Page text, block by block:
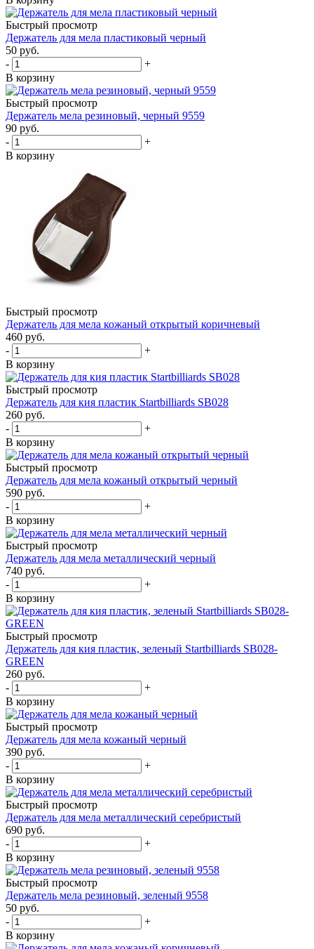
Быстрый просмотр
Держатель для мела пластиковый черный
50 руб.
-
+
В корзину
Быстрый просмотр
Держатель мела резиновый, черный 9559
90 руб.
-
+
В корзину
Быстрый просмотр
Держатель для мела кожаный открытый коричневый
460 руб.
-
+
В корзину
Быстрый просмотр
Держатель для кия пластик Startbilliards SB028
260 руб.
-
+
В корзину
Быстрый просмотр
Держатель для мела кожаный открытый черный
590 руб.
-
+
В корзину
Быстрый просмотр
Держатель для мела металлический черный
740 руб.
-
+
В корзину
Быстрый просмотр
Держатель для кия пластик, зеленый Startbilliards SB028-
GREEN
260 руб.
-
+
В корзину
Быстрый просмотр
Держатель для мела кожаный черный
390 руб.
-
+
В корзину
Быстрый просмотр
Держатель для мела металлический серебристый
690 руб.
-
+
В корзину
Быстрый просмотр
Держатель мела резиновый, зеленый 9558
50 руб.
-
+
В корзину